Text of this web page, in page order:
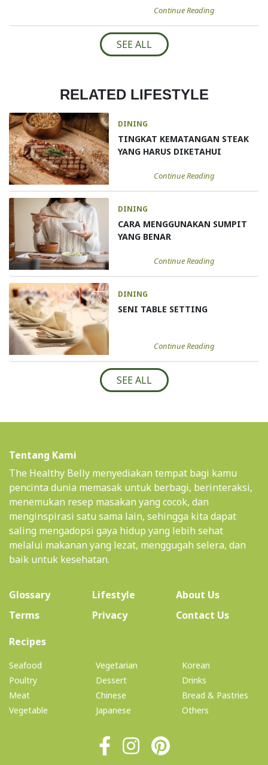
Continue Reading
SEE ALL
RELATED LIFESTYLE
DINING
TINGKAT KEMATANGAN STEAK
YANG HARUS DIKETAHUI
Continue Reading
DINING
CARA MENGGUNAKAN SUMPIT
YANG BENAR
Continue Reading
DINING
SENI TABLE SETTING
Continue Reading
SEE ALL
Tentang Kami
The Healthy Belly menyediakan tempat bagi kamu
pencinta dunia memasak untuk berbagi, berinteraksi,
menemukan resep masakan yang cocok, dan
menginspirasi satu sama lain, sehingga kita dapat
saling mengadopsi gaya hidup yang lebih sehat
melalui makanan yang lezat, menggugah selera, dan
baik untuk kesehatan.
Glossary Lifestyle About Us(current)
Terms
Privacy
Contact Us
Recipes(current)
Seafood
Poultry
Meat
Vegetable
Vegetarian
Dessert
Chinese
Japanese
Korean
Drinks
Bread & Pastries
Others